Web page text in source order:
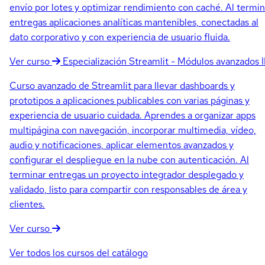
envío por lotes y optimizar rendimiento con caché. Al
entregas aplicaciones analíticas mantenibles, conectadas al
dato corporativo y con experiencia de usuario fluida.
Ver curso
Especialización Streamlit - Módulos avanzados
Curso avanzado de Streamlit para llevar dashboards y
prototipos a aplicaciones publicables con varias páginas y
experiencia de usuario cuidada. Aprendes a organizar apps
multipágina con navegación, incorporar multimedia, vídeo,
audio y notificaciones, aplicar elementos avanzados y
configurar el despliegue en la nube con autenticación. Al
terminar entregas un proyecto integrador desplegado y
validado, listo para compartir con responsables de área y
clientes.
Ver curso
Ver todos los cursos del catálogo